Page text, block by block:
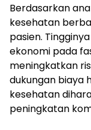
Berdasarkan
kesehatan
pasien.
ekonomi pada
meningkatkan
dukungan biaya
kesehatan
peningkatan